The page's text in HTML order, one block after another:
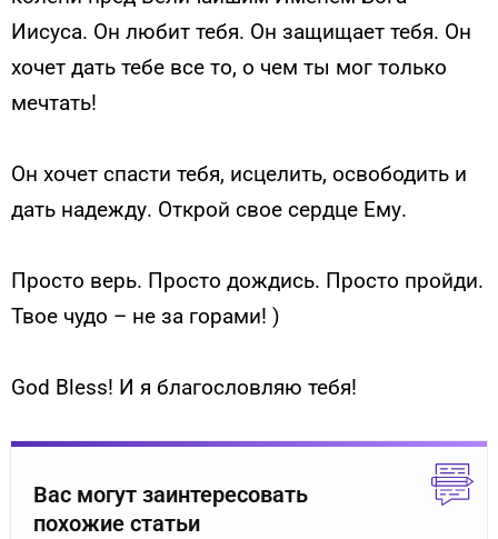
Иисуса. Он любит тебя. Он защищает тебя. Он
хочет дать тебе все то, о чем ты мог только
мечтать!
Он хочет спасти тебя, исцелить, освободить и
дать надежду. Открой свое сердце Ему.
Просто верь. Просто дождись. Просто пройди.
Твое чудо – не за горами! )
God Bless! И я благословляю тебя!
Вас могут заинтересовать
похожие статьи